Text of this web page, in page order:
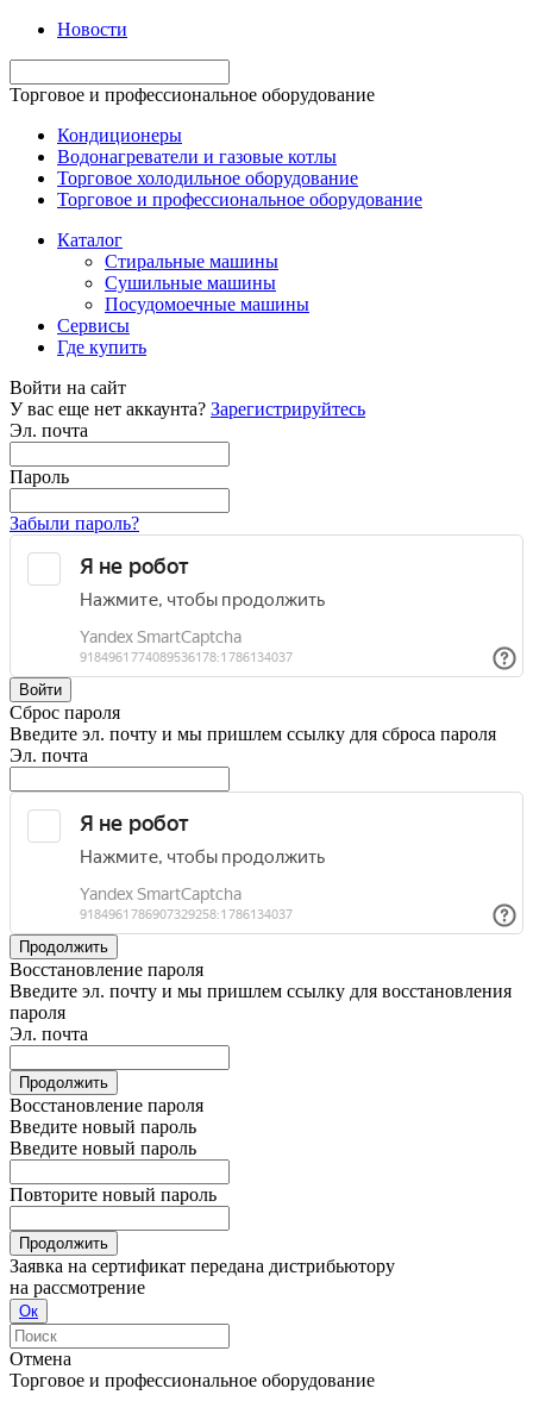
Новости
Торговое и профессиональное оборудование
Кондиционеры
Водонагреватели и газовые котлы
Торговое холодильное оборудование
Торговое и профессиональное оборудование
Каталог
Стиральные машины
Сушильные машины
Посудомоечные машины
Сервисы
Где купить
Войти на сайт
У вас еще нет аккаунта? Зарегистрируйтесь
Эл. почта
Пароль
Забыли пароль?
Войти
Сброс пароля
Введите эл. почту и мы пришлем ссылку для сброса пароля
Эл. почта
Продолжить
Восстановление пароля
Введите эл. почту и мы пришлем ссылку для восстановления
пароля
Эл. почта
Продолжить
Восстановление пароля
Введите новый пароль
Введите новый пароль
Повторите новый пароль
Продолжить
Заявка на сертификат передана дистрибьютору
на рассмотрение
Ок
Отмена
Торговое и профессиональное оборудование